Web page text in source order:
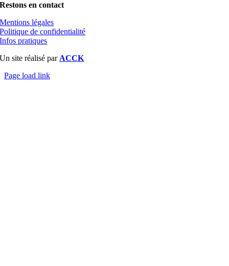
Restons en contact
Mentions légales
Politique de confidentialité
Infos pratiques
Un site réalisé par ACCK
Page load link